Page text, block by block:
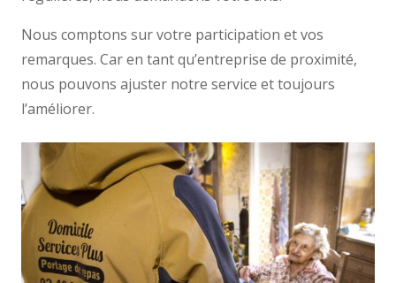
Nous comptons sur votre participation et vos
remarques. Car en tant qu’entreprise de proximité,
nous pouvons ajuster notre service et toujours
l’améliorer.